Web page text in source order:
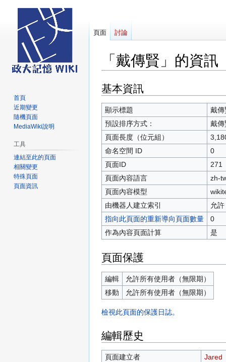
「戴傳賢」的資訊
跳
至
導
覽
跳
至
搜
尋
基本資訊
顯示標題
戴傳
預設排序方式：
戴傳
頁面長度（位元組）
命名空間 ID
0
頁面ID
271
頁面內容語言
zh-
頁面內容模型
由機器人建立索引
允許
指向此頁面的重新導向頁面數量
0
作為內容頁面計算
是
頁面保護
編輯
允許所有使用者（無限期）
移動
允許所有使用者（無限期）
檢視此頁面的保護日誌。
編輯歷史
頁面建立者 Jared
頁面 討論
首頁
近期變更
隨機頁面
MediaWiki說明
工具
連結至此的頁面
相關變更
特殊頁面
頁面資訊